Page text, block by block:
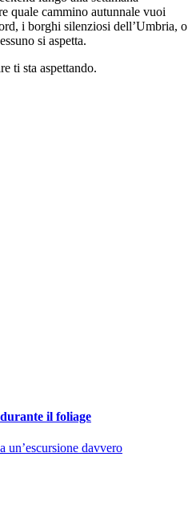
quale cammino autunnale vuoi
i borghi silenziosi dell’Umbria, o
si aspetta.
ti sta aspettando.
il foliage
un’escursione davvero